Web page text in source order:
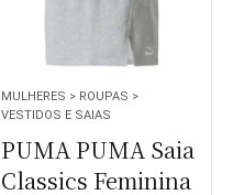
MULHERES > ROUPAS >
VESTIDOS E SAIAS
PUMA PUMA Saia
Classics Feminina